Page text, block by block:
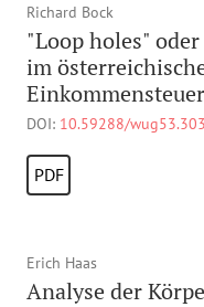
Richard Bock
"Loop holes"
im
DOI: 10.59288/
PDF
Erich Haas
Analyse der